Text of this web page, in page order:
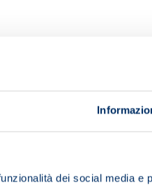
dei social media e